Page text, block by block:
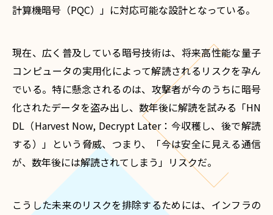
計算機暗号（PQC）」に対応可能な設計となっている。
現在、広く普及している暗号技術は、将来高性能な量子
コンピュータの実用化によって解読されるリスクを孕ん
でいる。特に懸念されるのは、攻撃者が今のうちに暗号
化されたデータを盗み出し、数年後に解読を試みる「HN
DL（Harvest Now, Decrypt Later：今収穫し、後で解読
する）」という脅威、つまり、「今は安全に見える通信
が、数年後には解読されてしまう」リスクだ。
こうした未来のリスクを排除するためには、インフラの